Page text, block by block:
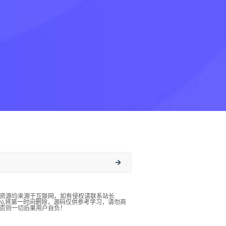
源均来源于互联网，如有侵权请联系站长
将第一时间删除，源码仅供参考学习，请勿商
则一切后果用户自负！